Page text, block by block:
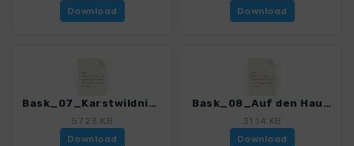
Download
Download
Bask_07_Karstwildnis noerdlich von Artaun_0252_1.gpx
57.23 KB
Download
Bask_08_Auf den Hausberg von Urkiola_0252_1.gpx
31.14 KB
Download